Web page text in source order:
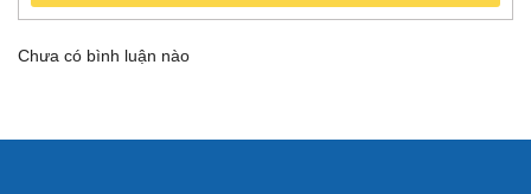
Chưa có bình luận nào